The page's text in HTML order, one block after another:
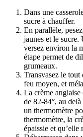
Dans une
sucre à chauffer.
En parallèle,
jaunes et le
versez environ la
étape permet de
grumeaux.
Transvasez le tout
feu moyen, et
La crème anglaise
de 82-84°, au
un thermomètre
thermomètre, la
épaissie et qu’elle